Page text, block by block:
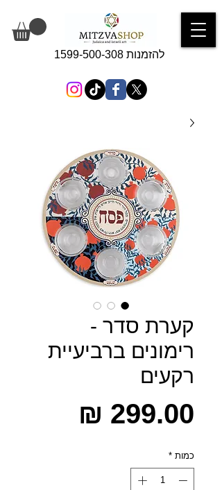
להזמנות 1599-500-308
קערת סדר -
רימונים ברביעיית
רקעים
כמות *